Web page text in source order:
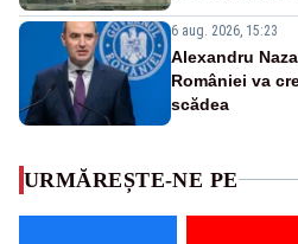
6 aug. 2026, 15:23
Alexandru
României va
scădea
URMĂREȘTE-NE PE